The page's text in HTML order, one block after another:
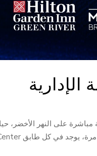
مباشرة على النهر الأخضر،